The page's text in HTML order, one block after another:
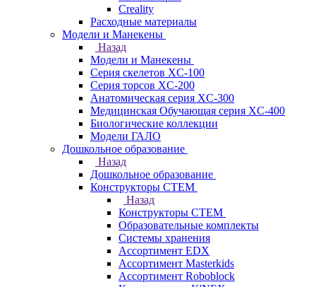
Creality
Расходные материалы
Модели и Манекены
Назад
Модели и Манекены
Серия скелетов XC-100
Серия торсов XC-200
Анатомическая серия XC-300
Медицинская Обучающая серия XC-400
Биологические коллекции
Модели ГАЛО
Дошкольное образование
Назад
Дошкольное образование
Конструкторы СТЕМ
Назад
Конструкторы СТЕМ
Образовательные комплекты
Системы хранения
Ассортимент EDX
Ассортимент Masterkids
Ассортимент Roboblock